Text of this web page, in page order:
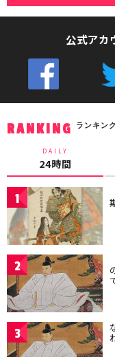
公式アカ
RANKING ランキン
DAILY
24時間
1
2
3